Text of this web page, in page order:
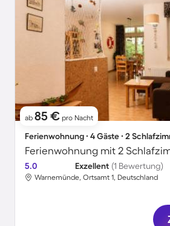
ab 85 € pro Nacht
Ferienwohnung ∙ 4 Gäste ∙ 2
5.0 Exzellent (1 Bewertung)
Warnemünde, Ortsamt 1, Deutschland